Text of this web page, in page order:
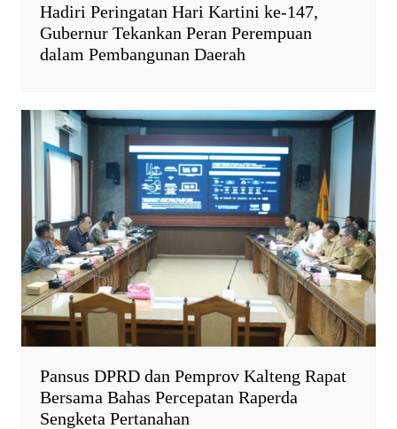
Hadiri Peringatan Hari Kartini ke-147,
Gubernur Tekankan Peran Perempuan
dalam Pembangunan Daerah
Pansus DPRD dan Pemprov Kalteng Rapat
Bersama Bahas Percepatan Raperda
Sengketa Pertanahan